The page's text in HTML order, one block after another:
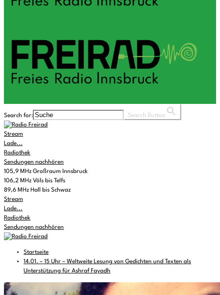
Search for: Search Button
Stream
Lade...
Radiothek
Sendungen nachhören
105,9 MHz Großraum Innsbruck
106,2 MHz Völs bis Telfs
89,6 MHz Hall bis Schwaz
Stream
Lade...
Radiothek
Sendungen nachhören
Startseite
14.01. – 15 Uhr – Weltweite Lesung von Gedichten und Texten als
Unterstützung für Ashraf Fayadh